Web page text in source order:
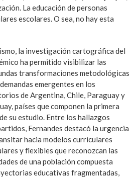
La educación de personas
escolares. O sea, no hay esta
la investigación cartográfica del
ha permitido visibilizar las
transformaciones metodológicas
emergentes en los
de Argentina, Chile, Paraguay y
países que componen la primera
su estudio. Entre los hallazgos
Fernandes destacó la urgencia
hacia modelos curriculares
y flexibles que reconozcan las
de una población compuesta
educativas fragmentadas,